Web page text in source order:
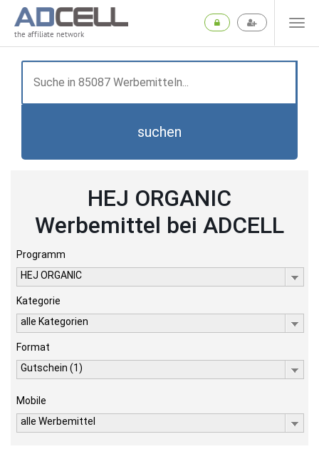
the affiliate network
suchen
HEJ ORGANIC
Werbemittel bei ADCELL
Programm
HEJ ORGANIC
Kategorie
alle Kategorien
Format
Gutschein (1)
Mobile
alle Werbemittel